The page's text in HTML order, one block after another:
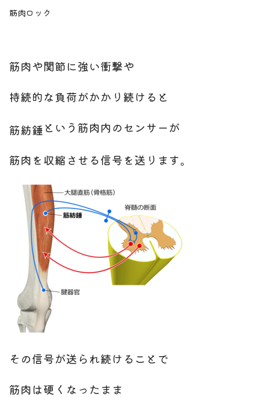
筋肉ロック
筋肉や関節に強い衝撃や
持続的な負荷がかかり続けると
筋紡錘という筋肉内のセンサーが
筋肉を収縮させる信号を送ります。
その信号が送られ続けることで
筋肉は硬くなったまま